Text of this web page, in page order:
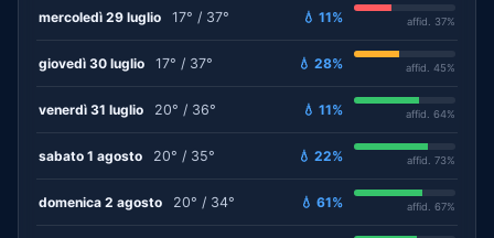
mercoledì 29 luglio 17° / 37° 💧 11% affid. 37%
giovedì 30 luglio 17° / 37° 💧 28% affid. 45%
venerdì 31 luglio 20° / 36° 💧 11% affid. 64%
sabato 1 agosto 20° / 35° 💧 22% affid. 73%
domenica 2 agosto 20° / 34° 💧 61% affid. 67%